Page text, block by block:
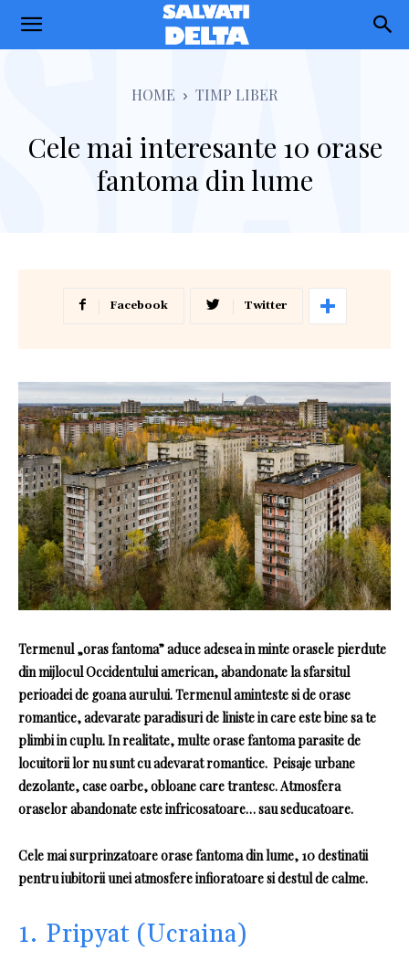
Salvati
HOME TIMP LIBER
Cele mai interesante 10 orase
fantoma din lume
Facebook Twitter
Termenul „oras fantoma” aduce adesea in minte orasele pierdute
din mijlocul Occidentului american, abandonate la sfarsitul
perioadei de goana aurului. Termenul aminteste si de orase
romantice, adevarate paradisuri de liniste in care este bine sa te
plimbi in cuplu. In realitate, multe orase fantoma parasite de
locuitorii lor nu sunt cu adevarat romantice. Peisaje urbane
dezolante, case oarbe, obloane care trantesc. Atmosfera
oraselor abandonate este infricosatoare… sau seducatoare.
Cele mai surprinzatoare orase fantoma din lume, 10 destinatii
pentru iubitorii unei atmosfere infioratoare si destul de calme.
1. Pripyat (Ucraina)